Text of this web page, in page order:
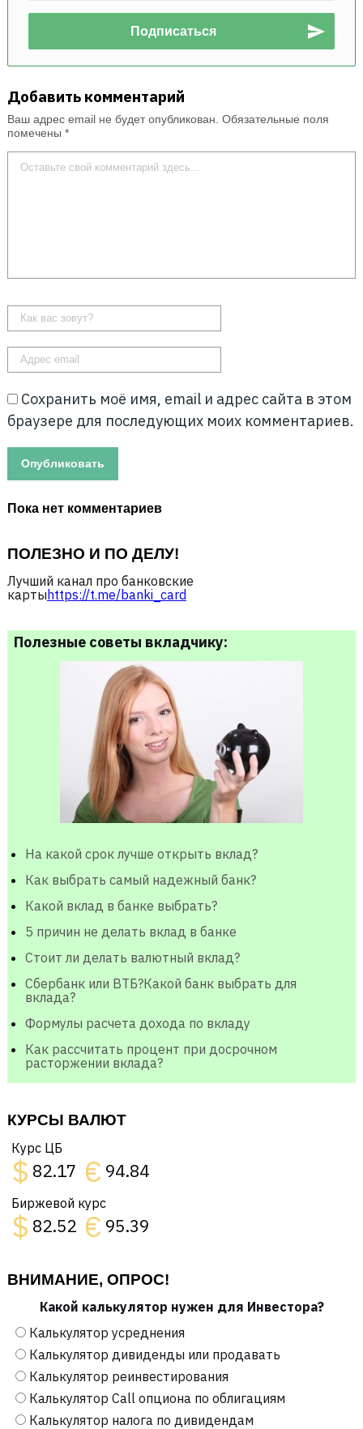
Добавить комментарий
Ваш адрес email не будет опубликован. Обязательные поля
помечены *
Сохранить моё имя, email и адрес сайта в этом
браузере для последующих моих комментариев.
Пока нет комментариев
ПОЛЕЗНО И ПО ДЕЛУ!
Лучший канал про банковские
карты https://t.me/banki_card
Полезные советы вкладчику:
На какой срок лучше открыть вклад?
Как выбрать самый надежный банк?
Какой вклад в банке выбрать?
5 причин не делать вклад в банке
Стоит ли делать валютный вклад?
Сбербанк или ВТБ?Какой банк выбрать для
вклада?
Формулы расчета дохода по вкладу
Как рассчитать процент при досрочном
расторжении вклада?
КУРСЫ ВАЛЮТ
Курс ЦБ
$ 82.17 € 94.84
Биржевой курс
$ 82.52 € 95.39
ВНИМАНИЕ, ОПРОС!
Какой калькулятор нужен для Инвестора?
Калькулятор усреднения
Калькулятор дивиденды или продавать
Калькулятор реинвестирования
Калькулятор Call опциона по облигациям
Калькулятор налога по дивидендам